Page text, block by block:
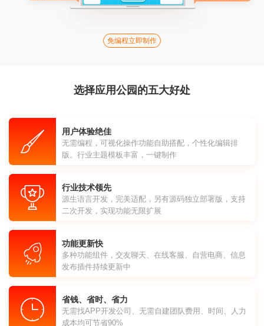
免编程立即制作
选择应用公园的五大好处
用户体验绝佳
无需编程，可视化操作功能自助搭配，个性化编辑排
版。行业主题模板丰富，一键制作
行业技术领先
源生语言开发，完美适配，另有源码独立部署版，支持
二次开发，实现功能无限扩展
功能更新快
多种功能组件，交友聊天、在线客服、自营电商、信息
发布插件持续更新中
省钱、省时、省力
无需找APP开发公司、无需自建团队费用、时间、人力
成本均可节省90%